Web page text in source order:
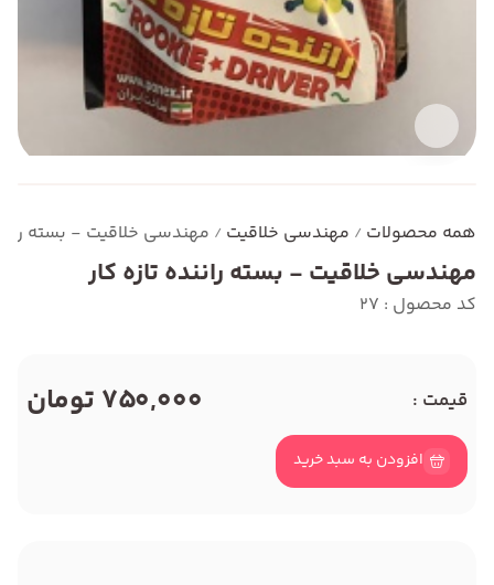
همه محصولات / مهندسی خلاقیت / مهندسی خلاقیت - بسته
مهندسی خلاقیت - بسته راننده تازه کار
کد محصول : 27
قیمت : 750,000 تومان
افزودن به سبد خرید